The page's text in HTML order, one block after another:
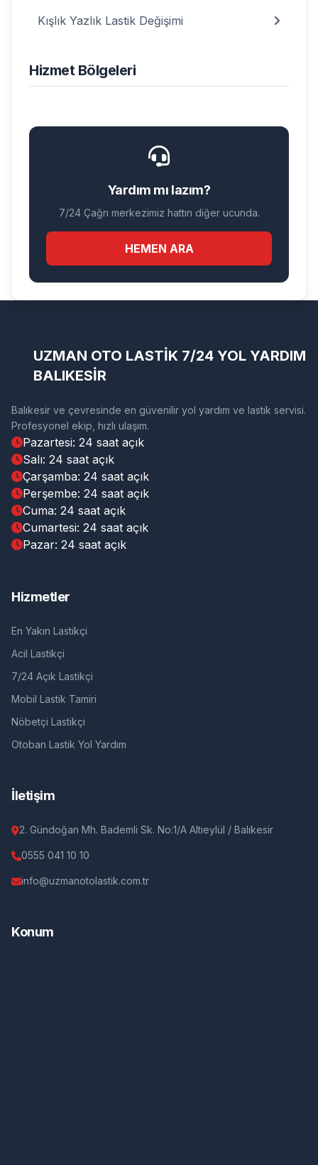
Kışlık Yazlık Lastik Değişimi
Hizmet Bölgeleri
Yardım mı lazım?
7/24 Çağrı merkezimiz hattın diğer ucunda.
HEMEN ARA
UZMAN OTO LASTİK 7/24 YOL YARDIM
BALIKESİR
Balıkesir ve çevresinde en güvenilir yol yardım ve lastik servisi.
Profesyonel ekip, hızlı ulaşım.
Pazartesi: 24 saat açık
Salı: 24 saat açık
Çarşamba: 24 saat açık
Perşembe: 24 saat açık
Cuma: 24 saat açık
Cumartesi: 24 saat açık
Pazar: 24 saat açık
Hizmetler
En Yakın Lastikçi
Acil Lastikçi
7/24 Açık Lastikçi
Mobil Lastik Tamiri
Nöbetçi Lastikçi
Otoban Lastik Yol Yardım
İletişim
2. Gündoğan Mh. Bademli Sk. No:1/A Altıeylül / Balıkesir
0555 041 10 10
info@uzmanotolastik.com.tr
Konum